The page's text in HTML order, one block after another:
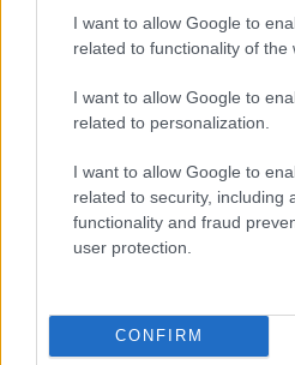
I want to allow Google to
related to functionality of the
I want to allow Google to
related to personalization.
I want to allow Google to
related to security, including
functionality and fraud
user protection.
CONFIRM
LISÄÄ ARTIKKELEITA
Sprintit
Placidissa –
Lake Placidin
päätösviikonloppu